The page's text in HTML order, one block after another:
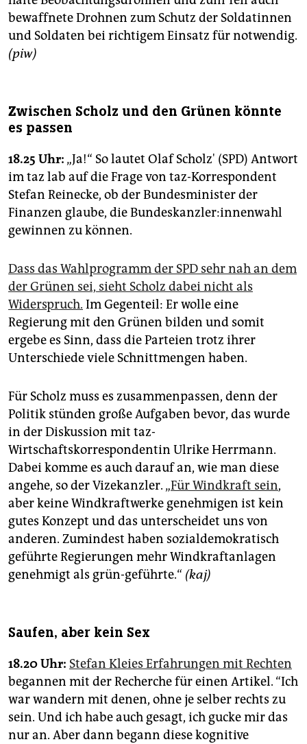
bewaffnete Drohnen zum Schutz der Soldatinnen
und Soldaten bei richtigem Einsatz für notwendig.
(piw)
Zwischen Scholz und den Grünen könnte
es passen
18.25 Uhr: „Ja!“ So lautet Olaf Scholz' (SPD) Antwort
im taz lab auf die Frage von taz-Korrespondent
Stefan Reinecke, ob der Bundesminister der
Finanzen glaube, die Bun­des­kanz­le­r:in­nen­wahl
gewinnen zu können.
Dass das Wahlprogramm der SPD sehr nah an dem
der Grünen sei, sieht Scholz dabei nicht als
Widerspruch. Im Gegenteil: Er wolle eine
Regierung mit den Grünen bilden und somit
ergebe es Sinn, dass die Parteien trotz ihrer
Unterschiede viele Schnittmengen haben.
Für Scholz muss es zusammenpassen, denn der
Politik stünden große Aufgaben bevor, das wurde
in der Diskussion mit taz-
Wirtschaftskorrespondentin Ulrike Herrmann.
Dabei komme es auch darauf an, wie man diese
angehe, so der Vizekanzler. „Für Windkraft sein,
aber keine Windkraftwerke genehmigen ist kein
gutes Konzept und das unterscheidet uns von
anderen. Zumindest haben sozialdemokratisch
geführte Regierungen mehr Windkraftanlagen
genehmigt als grün-geführte.“ (kaj)
Saufen, aber kein Sex
18.20 Uhr: Stefan Kleies Erfahrungen mit Rechten
begannen mit der Recherche für einen Artikel. “Ich
war wandern mit denen, ohne je selber rechts zu
sein. Und ich habe auch gesagt, ich gucke mir das
nur an. Aber dann begann diese kognitive